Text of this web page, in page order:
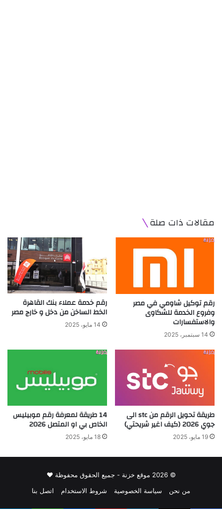
مقالات ذات صلة
رقم توكيل شاومي في مصر
وفروع الخدمة للشكاوى
والاستفسارات
14 سبتمبر، 2025
رقم خدمة عملاء بنك القاهرة
الخط الساخن من دخل و خارج مصر
14 مايو، 2025
طريقة تحويل الرقم من stc الى
جوي 2026 (كيف اغير شريحتي)
19 مايو، 2025
14 طريقة لمعرفة رقم موبيليس
الخاص بي او المتصل 2026
18 مايو، 2025
© 2026 موقع خزنة - جميع الحقوق محفوظة ♥
من نحن
سياسة الخصوصية شروط الاستخدام اتصل بنا